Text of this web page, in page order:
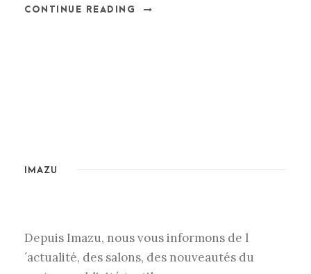
CONTINUE READING
IMAZU
Depuis Imazu, nous vous informons de l
´actualité, des salons, des nouveautés du